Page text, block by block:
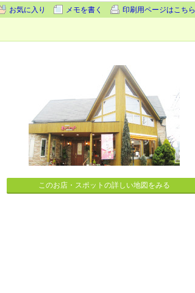
お気に入り メモを書く 印刷用ページはこちら
このお店・スポットの詳しい地図をみる